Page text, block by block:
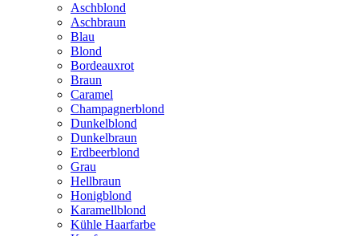
Aschblond
Aschbraun
Blau
Blond
Bordeauxrot
Braun
Caramel
Champagnerblond
Dunkelblond
Dunkelbraun
Erdbeerblond
Grau
Hellbraun
Honigblond
Karamellblond
Kühle Haarfarbe